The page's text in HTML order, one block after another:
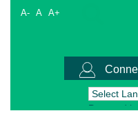
A- A A+
Powered